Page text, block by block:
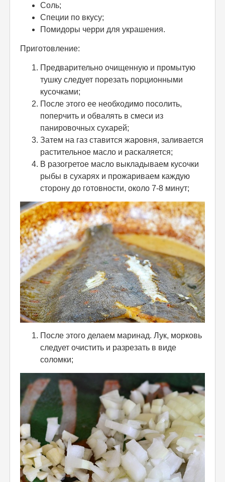
Соль;
Специи по вкусу;
Помидоры черри для украшения.
Приготовление:
Предварительно очищенную и промытую
тушку следует порезать порционными
кусочками;
После этого ее необходимо посолить,
поперчить и обвалять в смеси из
панировочных сухарей;
Затем на газ ставится жаровня, заливается
растительное масло и раскаляется;
В разогретое масло выкладываем кусочки
рыбы в сухарях и прожариваем каждую
сторону до готовности, около 7-8 минут;
После этого делаем маринад. Лук, морковь
следует очистить и разрезать в виде
соломки;